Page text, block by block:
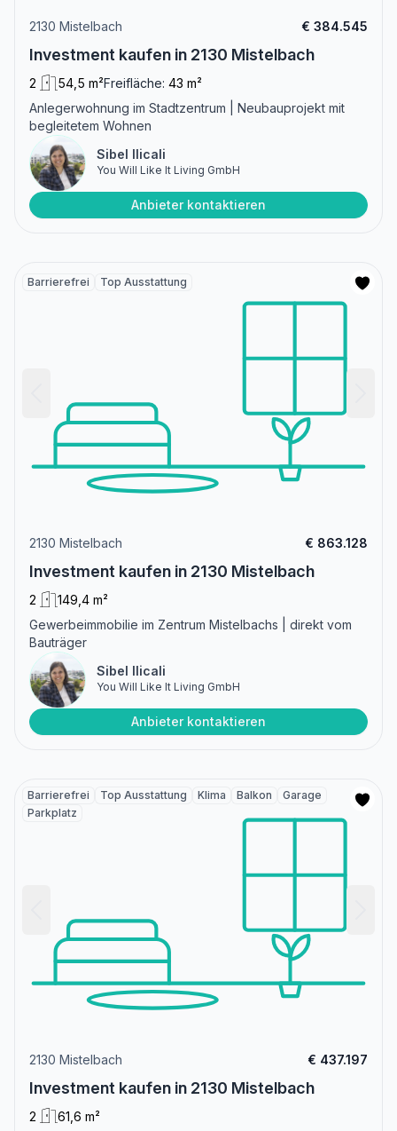
2130 Mistelbach € 384.545
Investment kaufen in 2130 Mistelbach
2 54,5 m²Freifläche: 43 m²
Anlegerwohnung im Stadtzentrum | Neubauprojekt mit
begleitetem Wohnen
Sibel Ilicali
You Will Like It Living GmbH
Anbieter kontaktieren
Barrierefrei Top Ausstattung
2130 Mistelbach € 863.128
Investment kaufen in 2130 Mistelbach
2
149,4 m²
Gewerbeimmobilie im Zentrum Mistelbachs | direkt vom
Bauträger
Sibel Ilicali
You Will Like It Living GmbH
Anbieter kontaktieren
Barrierefrei Top Ausstattung Klima Balkon
Garage
Parkplatz
2130 Mistelbach € 437.197
Investment kaufen in 2130 Mistelbach
2 61,6 m²